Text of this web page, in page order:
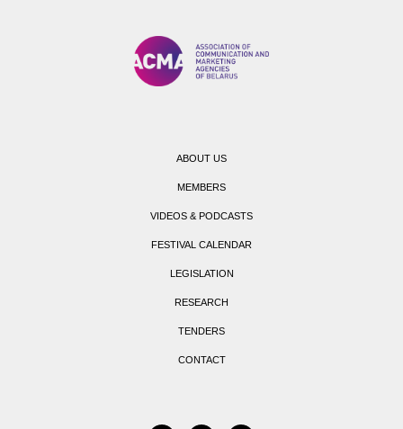
ABOUT US
MEMBERS
VIDEOS & PODCASTS
FESTIVAL CALENDAR
LEGISLATION
RESEARCH
TENDERS
CONTACT